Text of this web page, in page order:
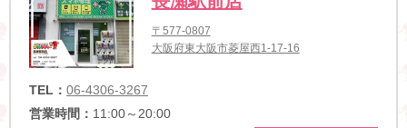
〒577-0807
大阪府東大阪市菱屋西1-17-16
TEL： 06-4306-3267
営業時間： 11:00～20:00